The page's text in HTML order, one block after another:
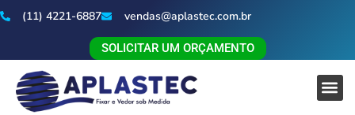
(11) 4221-6887 vendas@aplastec.com.br
SOLICITAR UM ORÇAMENTO